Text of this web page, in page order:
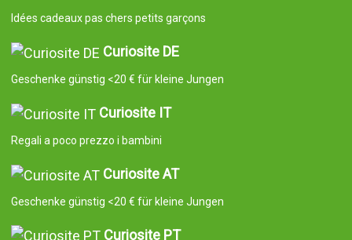
Idées cadeaux pas chers petits garçons
Curiosite DE
Geschenke günstig <20 € für kleine Jungen
Curiosite IT
Regali a poco prezzo i bambini
Curiosite AT
Geschenke günstig <20 € für kleine Jungen
Curiosite PT